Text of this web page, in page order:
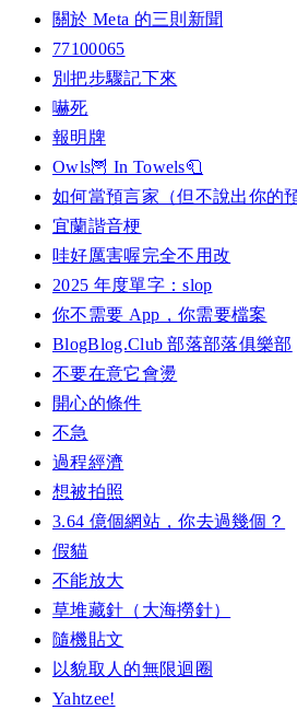
關於 Meta 的三則新聞
77100065
別把步驟記下來
嚇死
報明牌
Owls🦉 In Towels🧻
如何當預言家（但不說出你的
宜蘭諧音梗
哇好厲害喔完全不用改
2025 年度單字：slop
你不需要 App，你需要檔案
BlogBlog.Club 部落部落俱樂部
不要在意它會燙
開心的條件
不急
過程經濟
想被拍照
3.64 億個網站，你去過幾個？
假貓
不能放大
草堆藏針（大海撈針）
隨機貼文
以貌取人的無限迴圈
Yahtzee!